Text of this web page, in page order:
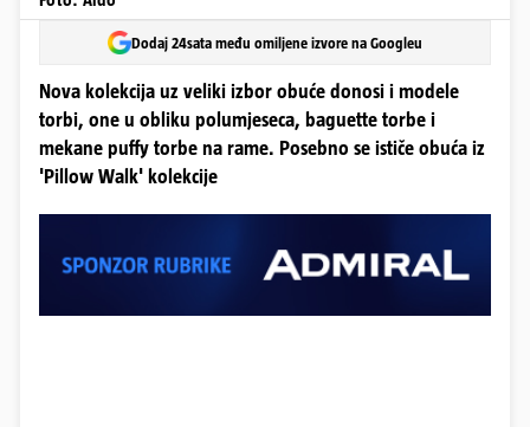
Dodaj 24sata među omiljene izvore na Googleu
Nova kolekcija uz veliki izbor obuće donosi i modele
torbi, one u obliku polumjeseca, baguette torbe i
mekane puffy torbe na rame. Posebno se ističe obuća iz
'Pillow Walk' kolekcije